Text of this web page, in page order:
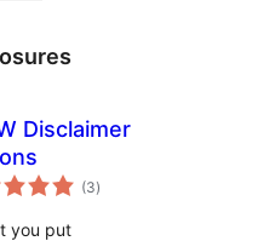
Disclaimer
(3કુલ
રેટિંગ્સ
)
you put